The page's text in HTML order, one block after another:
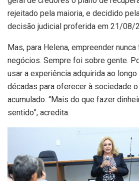
rejeitado pela maioria, e decidido
decisão judicial proferida em 21/08/
Mas, para Helena, empreender
negócios. Sempre foi sobre gente.
usar a experiência adquirida ao
décadas para oferecer à sociedade
acumulado. “Mais do que fazer
sentido”, acredita.